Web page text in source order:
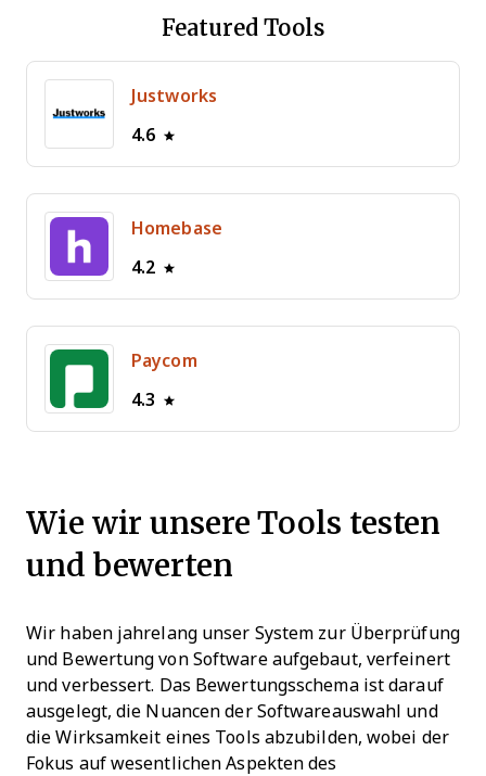
Featured Tools
Justworks
4.6
Homebase
4.2
Paycom
4.3
Wie wir unsere Tools testen
und bewerten
Wir haben jahrelang unser System zur Überprüfung
und Bewertung von Software aufgebaut, verfeinert
und verbessert. Das Bewertungsschema ist darauf
ausgelegt, die Nuancen der Softwareauswahl und
die Wirksamkeit eines Tools abzubilden, wobei der
Fokus auf wesentlichen Aspekten des